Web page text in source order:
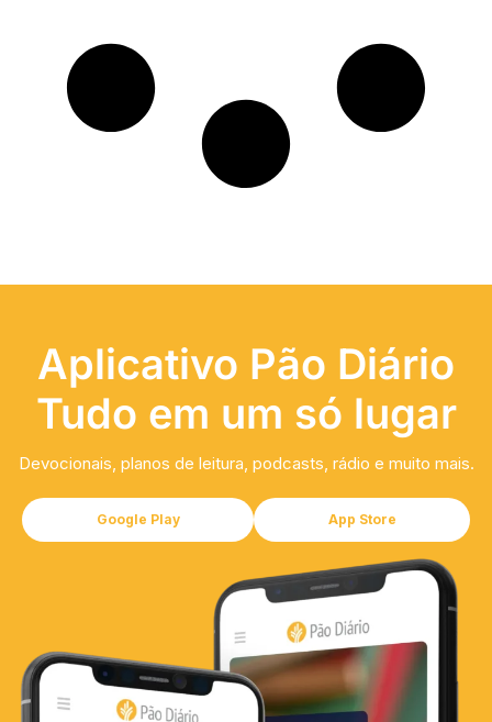
Aplicativo Pão Diário
Tudo em um só lugar
Devocionais, planos de leitura, podcasts, rádio e muito mais.
Google Play App Store